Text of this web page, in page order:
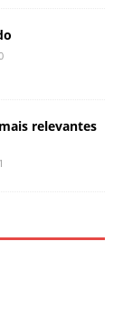
relevantes
1